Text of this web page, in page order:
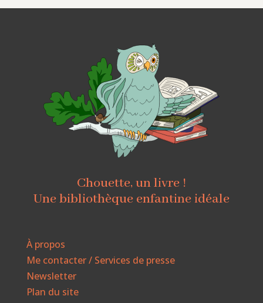
Chouette, un livre !
Une bibliothèque enfantine idéale
À propos
Me contacter / Services de presse
Newsletter
Plan du site